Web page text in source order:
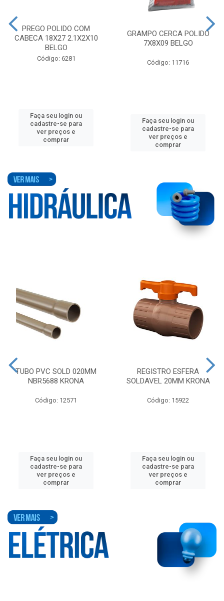
PREGO POLIDO COM
CABECA 18X27 2.1X2X10
BELGO
Código: 6281
Faça seu login ou
cadastre-se para
ver preços e
comprar
GRAMPO CERCA POLIDO
7X8X09 BELGO
Código: 11716
Faça seu login ou
cadastre-se para
ver preços e
comprar
TUBO PVC SOLD 020MM
NBR5688 KRONA
Código: 12571
Faça seu login ou
cadastre-se para
ver preços e
comprar
REGISTRO ESFERA
SOLDAVEL 20MM KRONA
Código: 15922
Faça seu login ou
cadastre-se para
ver preços e
comprar